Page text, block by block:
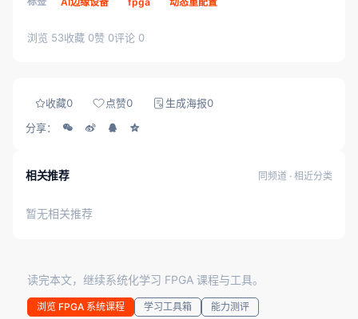
浏览 53收藏 0赞 0评论 0
收藏0 点赞0 生成海报0
分享：
相关推荐 同频道 · 相近分类
暂无相关推荐
读完本文，继续系统化学习 FPGA 课程与工具。
浏览 FPGA 系统课程 学习工具箱 能力测评